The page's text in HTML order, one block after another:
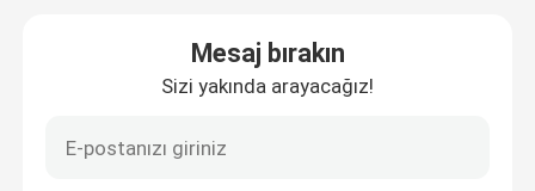
paslanmaz çelik boru kapakları
Exception : INVALID_FETCH - bind failed with errno
Mesaj bırakın
Sizi yakında arayacağız!